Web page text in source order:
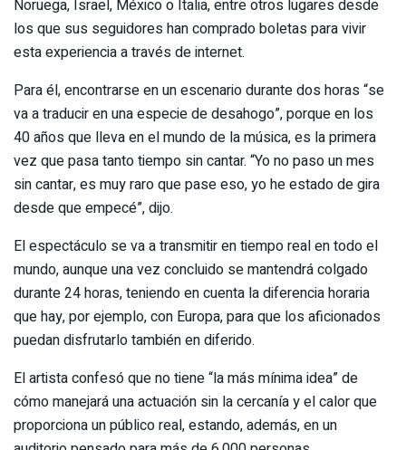
Noruega, Israel, México o Italia, entre otros lugares desde
los que sus seguidores han comprado boletas para vivir
esta experiencia a través de internet.
Para él, encontrarse en un escenario durante dos horas “se
va a traducir en una especie de desahogo”, porque en los
40 años que lleva en el mundo de la música, es la primera
vez que pasa tanto tiempo sin cantar. “Yo no paso un mes
sin cantar, es muy raro que pase eso, yo he estado de gira
desde que empecé”, dijo.
El espectáculo se va a transmitir en tiempo real en todo el
mundo, aunque una vez concluido se mantendrá colgado
durante 24 horas, teniendo en cuenta la diferencia horaria
que hay, por ejemplo, con Europa, para que los aficionados
puedan disfrutarlo también en diferido.
El artista confesó que no tiene “la más mínima idea” de
cómo manejará una actuación sin la cercanía y el calor que
proporciona un público real, estando, además, en un